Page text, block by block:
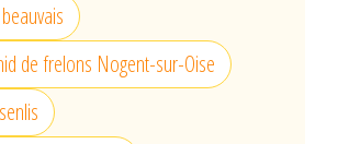
de frelons Nogent-sur-Oise